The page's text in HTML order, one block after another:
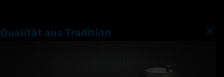
Qualität aus Tradition